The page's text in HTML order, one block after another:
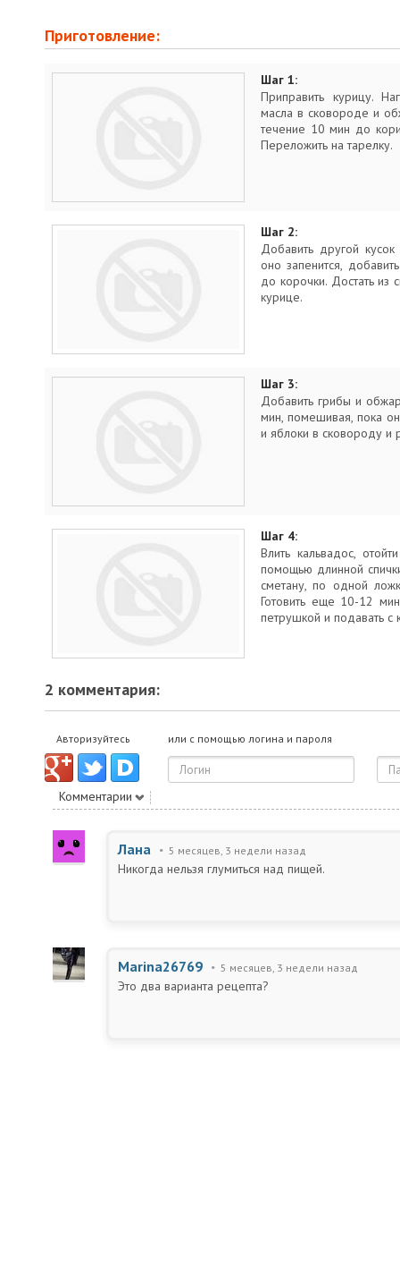
Приготовление:
Шаг 1:
Приправить курицу.
масла в сковороде и
течение 10 мин до
Переложить на тарелку.
Шаг 2:
Добавить другой
оно запенится,
до корочки. Достать
курице.
Шаг 3:
Добавить грибы и
мин, помешивая, пока
и яблоки в сковороду и
Шаг 4:
Влить кальвадос,
помощью длинной
сметану, по одной
Готовить еще 10-12
петрушкой и подавать
2 комментария:
Авторизуйтесь или с помощью логина и пароля
Комментарии
Лана 5 месяцев, 3 недели назад
Никогда нельзя глумиться над пищей.
Marina26769 5 месяцев, 3 недели назад
Это два варианта рецепта?